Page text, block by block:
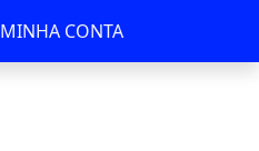
MINHA CONTA